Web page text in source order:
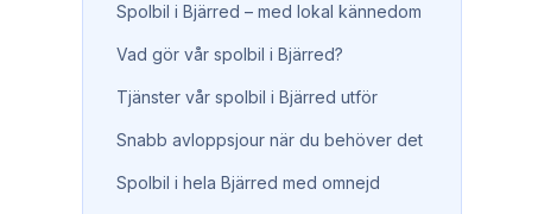
Spolbil i Bjärred – med lokal kännedom
Vad gör vår spolbil i Bjärred?
Tjänster vår spolbil i Bjärred utför
Snabb avloppsjour när du behöver det
Spolbil i hela Bjärred med omnejd